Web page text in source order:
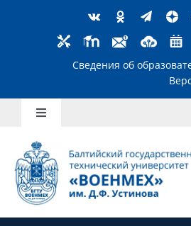
Сведения об
Toggle
Школьникам
Абитуриентам